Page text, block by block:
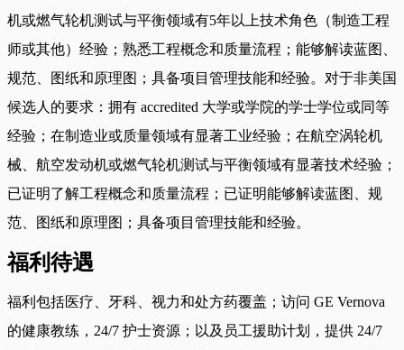
机或燃气轮机测试与平衡领域有5年以上技术角色（制造工程
师或其他）经验；熟悉工程概念和质量流程；能够解读蓝图、
规范、图纸和原理图；具备项目管理技能和经验。对于非美国
候选人的要求：拥有 accredited 大学或学院的学士学位或同等
经验；在制造业或质量领域有显著工业经验；在航空涡轮机
械、航空发动机或燃气轮机测试与平衡领域有显著技术经验；
已证明了解工程概念和质量流程；已证明能够解读蓝图、规
范、图纸和原理图；具备项目管理技能和经验。
福利待遇
福利包括医疗、牙科、视力和处方药覆盖；访问 GE Vernova
的健康教练，24/7 护士资源；以及员工援助计划，提供 24/7